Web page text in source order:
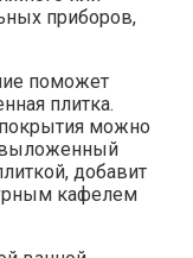
приборов,
поможет
плитка.
можно
выложенный
добавит
кафелем